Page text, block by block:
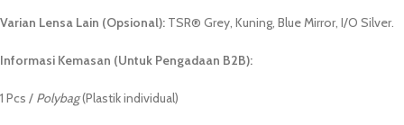
Varian Lensa Lain (Opsional): TSR® Grey, Kuning, Blue Mirror, I/O Silver.
Informasi Kemasan (Untuk Pengadaan B2B):
1 Pcs / Polybag(Plastik individual)